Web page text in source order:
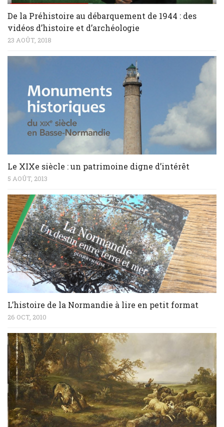
De la Préhistoire au débarquement de 1944 : des
vidéos d’histoire et d’archéologie
23 AOÛT, 2018
Le XIXe siècle : un patrimoine digne d’intérêt
5 AOÛT, 2013
L’histoire de la Normandie à lire en petit format
26 OCT, 2010